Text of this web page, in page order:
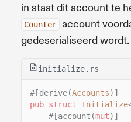
in staat dit account te
Counter account
gedeserialiseerd wordt.
initialize.rs
#[derive(Accounts)]
pub struct
Initialize
#[account(mut)]